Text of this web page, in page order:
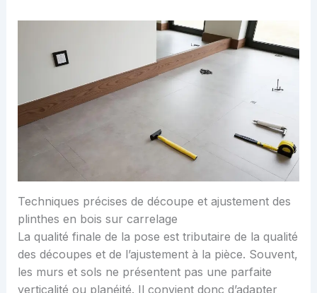
Techniques précises de découpe et ajustement des
plinthes en bois sur carrelage
La qualité finale de la pose est tributaire de la qualité
des découpes et de l’ajustement à la pièce. Souvent,
les murs et sols ne présentent pas une parfaite
verticalité ou planéité. Il convient donc d’adapter